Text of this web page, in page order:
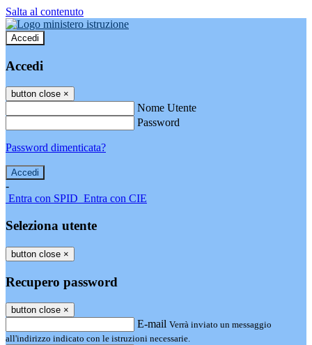
Salta al contenuto
Accedi
Accedi
button close ×
Nome Utente
Password
Password dimenticata?
-
Entra con SPID Entra con CIE
Seleziona utente
button close ×
Recupero password
button close ×
E-mail Verrà inviato un messaggio
all'indirizzo indicato con le istruzioni necessarie.